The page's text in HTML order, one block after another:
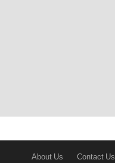
About Us Contact Us